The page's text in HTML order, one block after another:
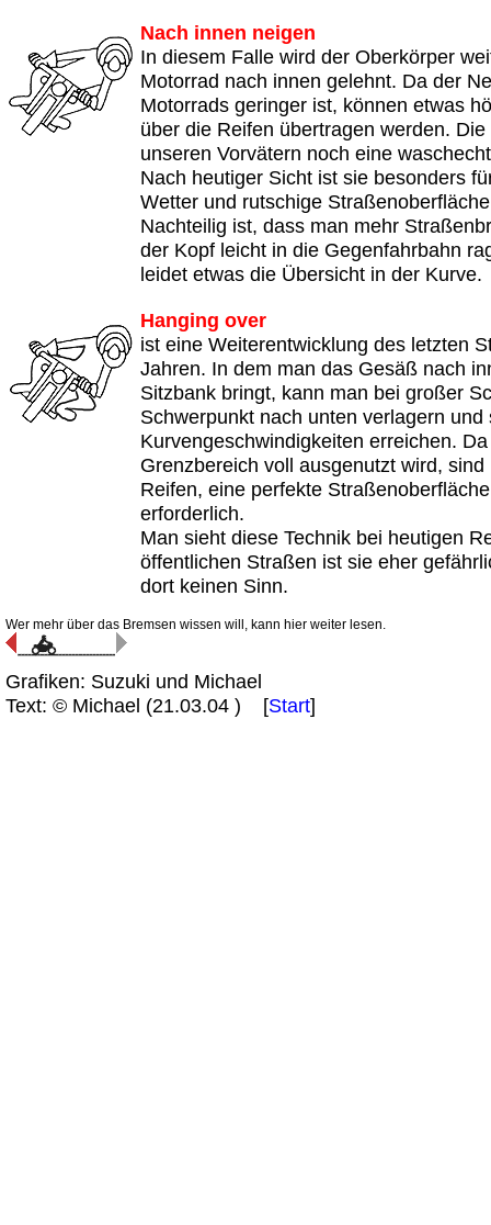
Nach innen neigen
In diesem Falle wird der Oberkörper
Motorrad nach innen gelehnt. Da der
Motorrads geringer ist, können etwas
über die Reifen übertragen werden.
unseren Vorvätern noch eine
Nach heutiger Sicht ist sie besonders
Wetter und rutschige
Nachteilig ist, dass man mehr
der Kopf leicht in die Gegenfahrbahn
leidet etwas die Übersicht in der Kurve.
Hanging over
ist eine Weiterentwicklung des letzten
Jahren. In dem man das Gesäß nach
Sitzbank bringt, kann man bei großer
Schwerpunkt nach unten verlagern und
Kurvengeschwindigkeiten erreichen.
Grenzbereich voll ausgenutzt wird,
Reifen, eine perfekte
erforderlich.
Man sieht diese Technik bei heutigen
öffentlichen Straßen ist sie eher
dort keinen Sinn.
Wer mehr über das Bremsen wissen will, kann hier weiter lesen.
Grafiken: Suzuki und Michael
Text: © Michael (21.03.04 ) [Start]